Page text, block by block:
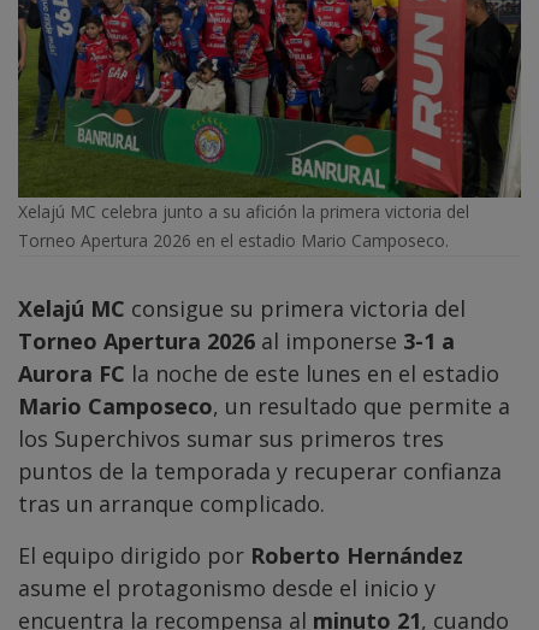
Xelajú MC celebra junto a su afición la primera victoria del
Torneo Apertura 2026 en el estadio Mario Camposeco.
Xelajú MC consigue su primera victoria del
Torneo Apertura 2026 al imponerse 3-1 a
Aurora FC la noche de este lunes en el estadio
Mario Camposeco, un resultado que permite a
los Superchivos sumar sus primeros tres
puntos de la temporada y recuperar confianza
tras un arranque complicado.
El equipo dirigido por Roberto Hernández
asume el protagonismo desde el inicio y
encuentra la recompensa al minuto 21, cuando